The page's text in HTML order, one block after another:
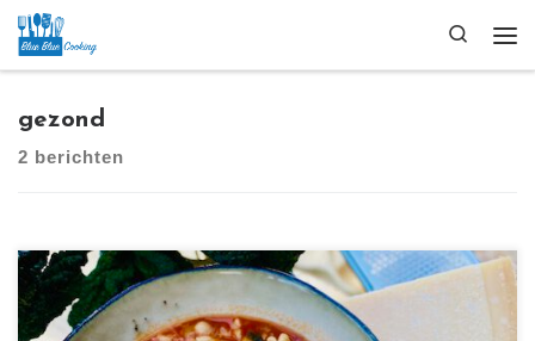
Ga naar inhoud
Search
gezond
2 berichten